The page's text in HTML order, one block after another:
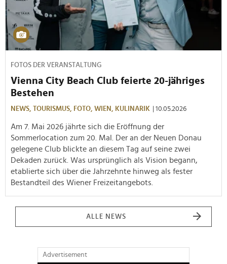
FOTOS DER VERANSTALTUNG
Vienna City Beach Club feierte 20-jähriges
Bestehen
NEWS, TOURISMUS, FOTO, WIEN, KULINARIK | 10.05.2026
Am 7. Mai 2026 jährte sich die Eröffnung der
Sommerlocation zum 20. Mal. Der an der Neuen Donau
gelegene Club blickte an diesem Tag auf seine zwei
Dekaden zurück. Was ursprünglich als Vision begann,
etablierte sich über die Jahrzehnte hinweg als fester
Bestandteil des Wiener Freizeitangebots.
ALLE NEWS
Advertisement